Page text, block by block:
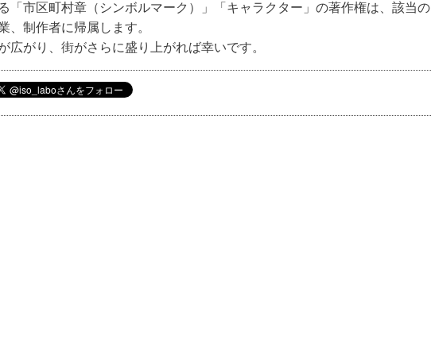
「市区町村章（シンボルマーク）」「キャラクター」の著作権は、該当の
、制作者に帰属します。
広がり、街がさらに盛り上がれば幸いです。